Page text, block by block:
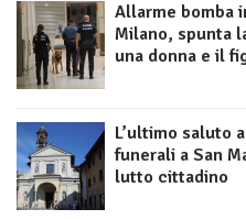
Allarme bomba
Milano, spunta
una donna e il
L’ultimo saluto
funerali a San
lutto cittadino